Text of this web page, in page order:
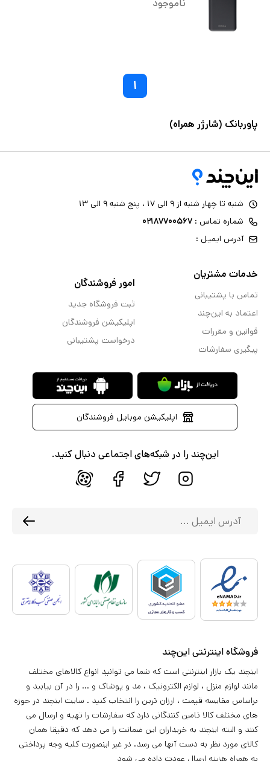
ناموجود
۱
پاوربانک (شارژر همراه)
شنبه تا چهار شنبه از ۹ الی ۱۷ ، پنج شنبه ۹ الی ۱۳
شماره تماس : ۰۲۱۸۷۷۰۰۵۶۷
آدرس ایمیل :
خدمات مشتریان
تماس با پشتیبانی
اعتماد به این‌چند
قوانین و مقررات
پیگیری سفارشات
امور فروشندگان
ثبت فروشگاه جدید
اپلیکیشن فروشندگان
درخواست پشتیبانی
اپلیکیشن موبایل فروشندگان
این‌چند را در شبکه‌های اجتماعی دنبال کنید.
فروشگاه اینترنتی این‌چند
اینچند یک بازار اینترنتی است که شما می توانید انواع کالاهای مختلف
مانند لوازم منزل ، لوازم الکترونیک ، مد و پوشاک و ... را در آن بیابید و
براساس مقایسه قیمت ، ارزان ترین را انتخاب کنید . سایت اینچند در حوزه
های مختلف کالا تامین کنندگانی دارد که سفارشات را تهیه و ارسال می
کنند و البته اینچند به خریداران این ضمانت را می دهد که دقیقا همان
کالای مورد نظر به دست آنها می رسد. در غیر اینصورت کلیه وجه پرداختی
به همراه هزینه ارسال عودت داده می شود